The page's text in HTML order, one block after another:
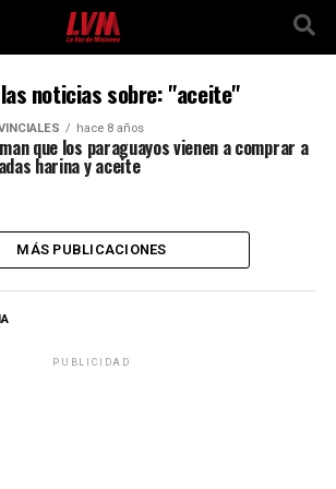
noticias sobre: "aceite"
hace 8 años
que los paraguayos vienen a comprar a
harina y aceite
MÁS PUBLICACIONES
PUBLICIDAD